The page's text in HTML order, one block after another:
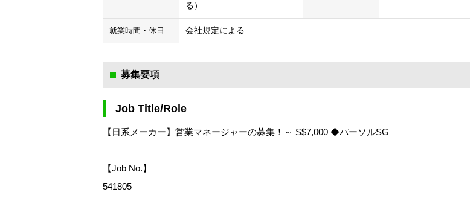
る）
就業時間・休日 会社規定による
募集要項
Job Title/Role
【日系メーカー】営業マネージャーの募集！～ S$7,000 ◆パーソルSG
【Job No.】
541805